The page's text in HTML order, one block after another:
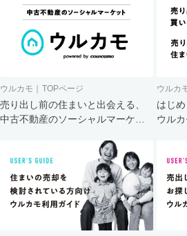
ウルカモ｜TOPページ
売り出し前の住まいと出会える、
中古不動産のソーシャルマーケッ
ウルカ
はじ
ウル